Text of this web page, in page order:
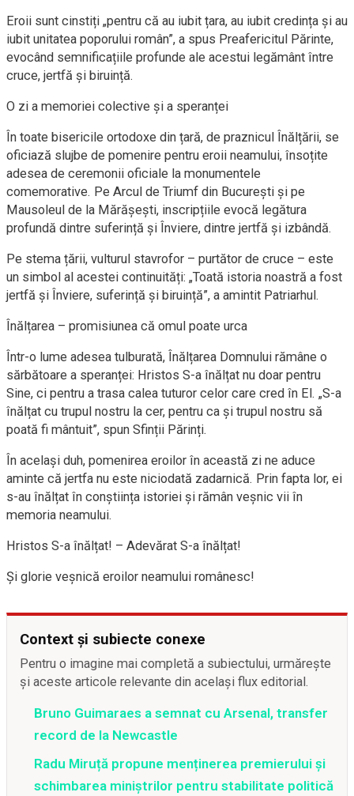
Eroii sunt cinstiți „pentru că au iubit țara, au iubit credința și au
iubit unitatea poporului român”, a spus Preafericitul Părinte,
evocând semnificațiile profunde ale acestui legământ între
cruce, jertfă și biruință.
O zi a memoriei colective și a speranței
În toate bisericile ortodoxe din țară, de praznicul Înălțării, se
oficiază slujbe de pomenire pentru eroii neamului, însoțite
adesea de ceremonii oficiale la monumentele
comemorative. Pe Arcul de Triumf din București și pe
Mausoleul de la Mărășești, inscripțiile evocă legătura
profundă dintre suferință și Înviere, dintre jertfă și izbândă.
Pe stema țării, vulturul stavrofor – purtător de cruce – este
un simbol al acestei continuități: „Toată istoria noastră a fost
jertfă și Înviere, suferință și biruință”, a amintit Patriarhul.
Înălțarea – promisiunea că omul poate urca
Într-o lume adesea tulburată, Înălțarea Domnului rămâne o
sărbătoare a speranței: Hristos S-a înălțat nu doar pentru
Sine, ci pentru a trasa calea tuturor celor care cred în El. „S-a
înălțat cu trupul nostru la cer, pentru ca și trupul nostru să
poată fi mântuit”, spun Sfinții Părinți.
În același duh, pomenirea eroilor în această zi ne aduce
aminte că jertfa nu este niciodată zadarnică. Prin fapta lor, ei
s-au înălțat în conștiința istoriei și rămân veșnic vii în
memoria neamului.
Hristos S-a înălțat! – Adevărat S-a înălțat!
Și glorie veșnică eroilor neamului românesc!
Context și subiecte conexe
Pentru o imagine mai completă a subiectului, urmărește
și aceste articole relevante din același flux editorial.
Bruno Guimaraes a semnat cu Arsenal, transfer
record de la Newcastle
Radu Miruță propune menținerea premierului și
schimbarea miniștrilor pentru stabilitate politică